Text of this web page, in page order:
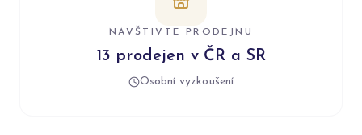
NAVŠTIVTE PRODEJNU
13 prodejen v ČR a SR
Osobní vyzkoušení